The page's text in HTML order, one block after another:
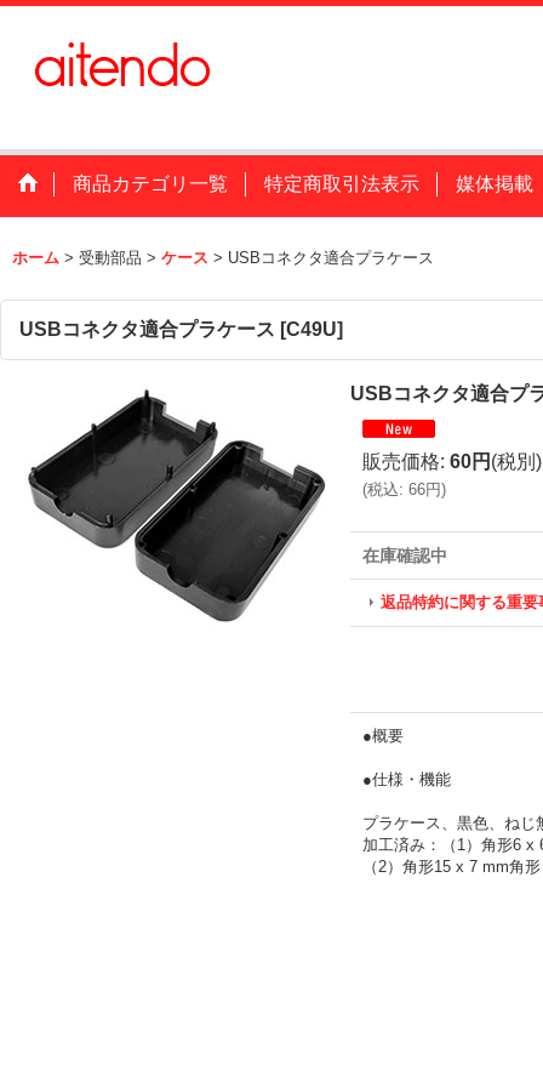
商品カテゴリ一覧 特定商取引法表示 媒体掲載
ホーム > 受動部品 > ケース > USBコネクタ適合プラケース
USBコネクタ適合プラケース [C49U]
USBコネクタ適合プ
販売価格: 60円 (税別)
(税込: 66円)
在庫確認中
返品特約に関する重要
●概要
●仕様・機能
プラケース、黒色、ね
加工済み：（1）角形6 x
（2）角形15 x 7 mm角